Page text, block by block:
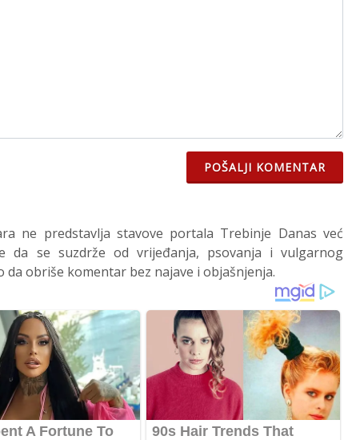
POŠALJI KOMENTAR
ne predstavlja stavove portala Trebinje Danas već
da se suzdrže od vrijeđanja, psovanja i vulgarnog
obriše komentar bez najave i objašnjenja.